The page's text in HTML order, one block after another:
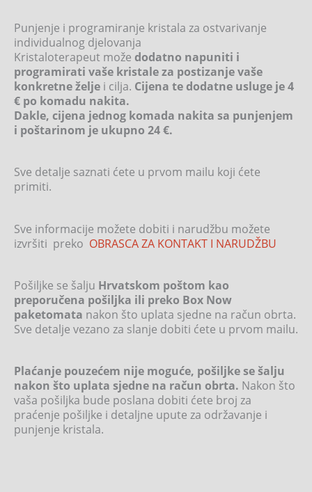
Punjenje i programiranje kristala za ostvarivanje
individualnog djelovanja
Kristaloterapeut može dodatno napuniti i
programirati vaše kristale za postizanje vaše
konkretne želje i cilja. Cijena te dodatne usluge je 4
€ po komadu nakita.
Dakle, cijena jednog komada nakita sa punjenjem
i poštarinom je ukupno 24 €.
Sve detalje saznati ćete u prvom mailu koji ćete
primiti.
Sve informacije možete dobiti i narudžbu možete
izvršiti preko OBRASCA ZA KONTAKT I NARUDŽBU
Pošiljke se šalju Hrvatskom poštom kao
preporučena pošiljka ili preko Box Now
paketomata nakon što uplata sjedne na račun obrta.
Sve detalje vezano za slanje dobiti ćete u prvom mailu.
Plaćanje pouzećem nije moguće, pošiljke se šalju
nakon što uplata sjedne na račun obrta. Nakon što
vaša pošiljka bude poslana dobiti ćete broj za
praćenje pošiljke i detaljne upute za održavanje i
punjenje kristala.